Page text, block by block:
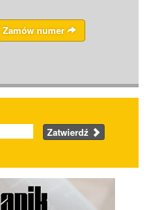
Zamów numer
Zatwierdź